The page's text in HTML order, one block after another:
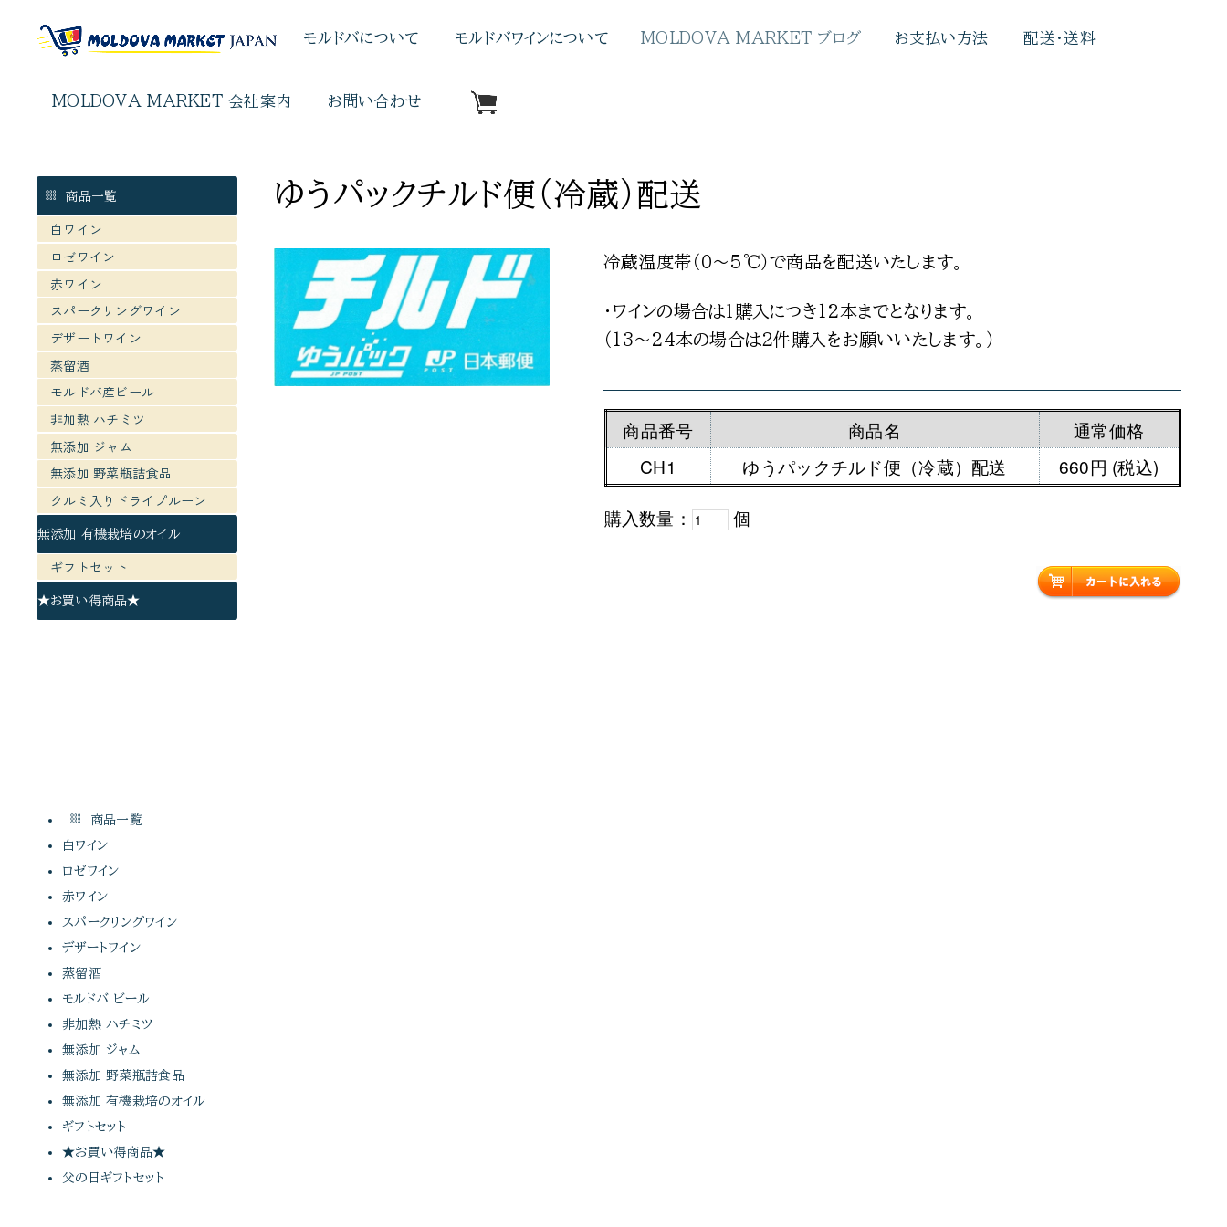
モルドバについて モルドバワインについて MOLDOVA MARKET ブログ お支払い方法 配送・送料
MOLDOVA MARKET 会社案内 お問い合わせ
ゆうパックチルド便（冷蔵）配送
冷蔵温度帯（0〜5℃）で商品を配送いたします。
・ワインの場合は１購入につき12本までとなります。
（13〜24本の場合は２件購入をお願いいたします。）
商品番号 商品名
通常価格
CH1
ゆうパックチルド便（冷蔵）配送 660円 (税込)
購入数量： 個
商品一覧
白ワイン
ロゼワイン
赤ワイン
スパークリングワイン
デザートワイン
蒸留酒
モルドバ産ビール
非加熱 ハチミツ
無添加 ジャム
無添加 野菜瓶詰食品
クルミ入りドライプルーン
無添加 有機栽培のオイル
ギフトセット
★お買い得商品★
商品一覧
白ワイン
ロゼワイン
赤ワイン
スパークリングワイン
デザートワイン
蒸留酒
モルドバ ビール
非加熱 ハチミツ
無添加 ジャム
無添加 野菜瓶詰食品
無添加 有機栽培のオイル
ギフトセット
★お買い得商品★
父の日ギフトセット